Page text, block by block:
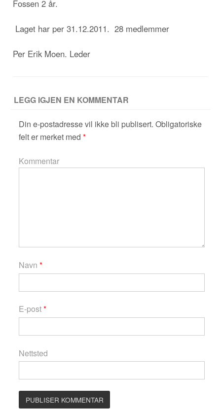
Fossen 2 år.
Laget har per 31.12.2011. 28 medlemmer
Per Erik Moen. Leder
LEGG IGJEN EN KOMMENTAR
Din e-postadresse vil ikke bli publisert. Obligatoriske
felt er merket med *
Kommentar
Navn *
E-post*
Nettsted